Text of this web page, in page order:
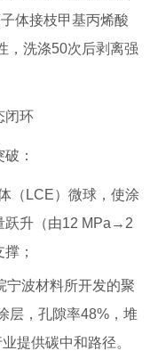
体接枝甲基丙烯酸
，洗涤50次后剥离强
闭环
：
（LCE）微球，使涂
跃升（由12 MPa→2
；
宁波材料所开发的聚
层，孔隙率48%，堆
提供碳中和路径。